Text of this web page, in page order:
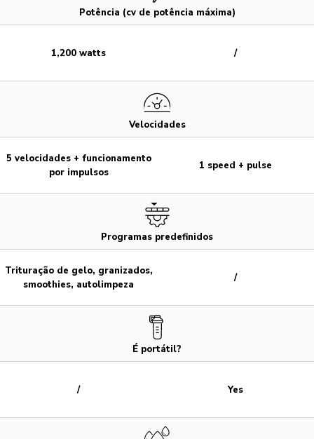
Potência (cv de potência máxima)
Velocidades
Programas predefinidos
É portátil?
1,200 watts
5 velocidades + funcionamento
por impulsos
Trituração de gelo, granizados,
smoothies, autolimpeza
/
/
1 speed + pulse
/
Yes